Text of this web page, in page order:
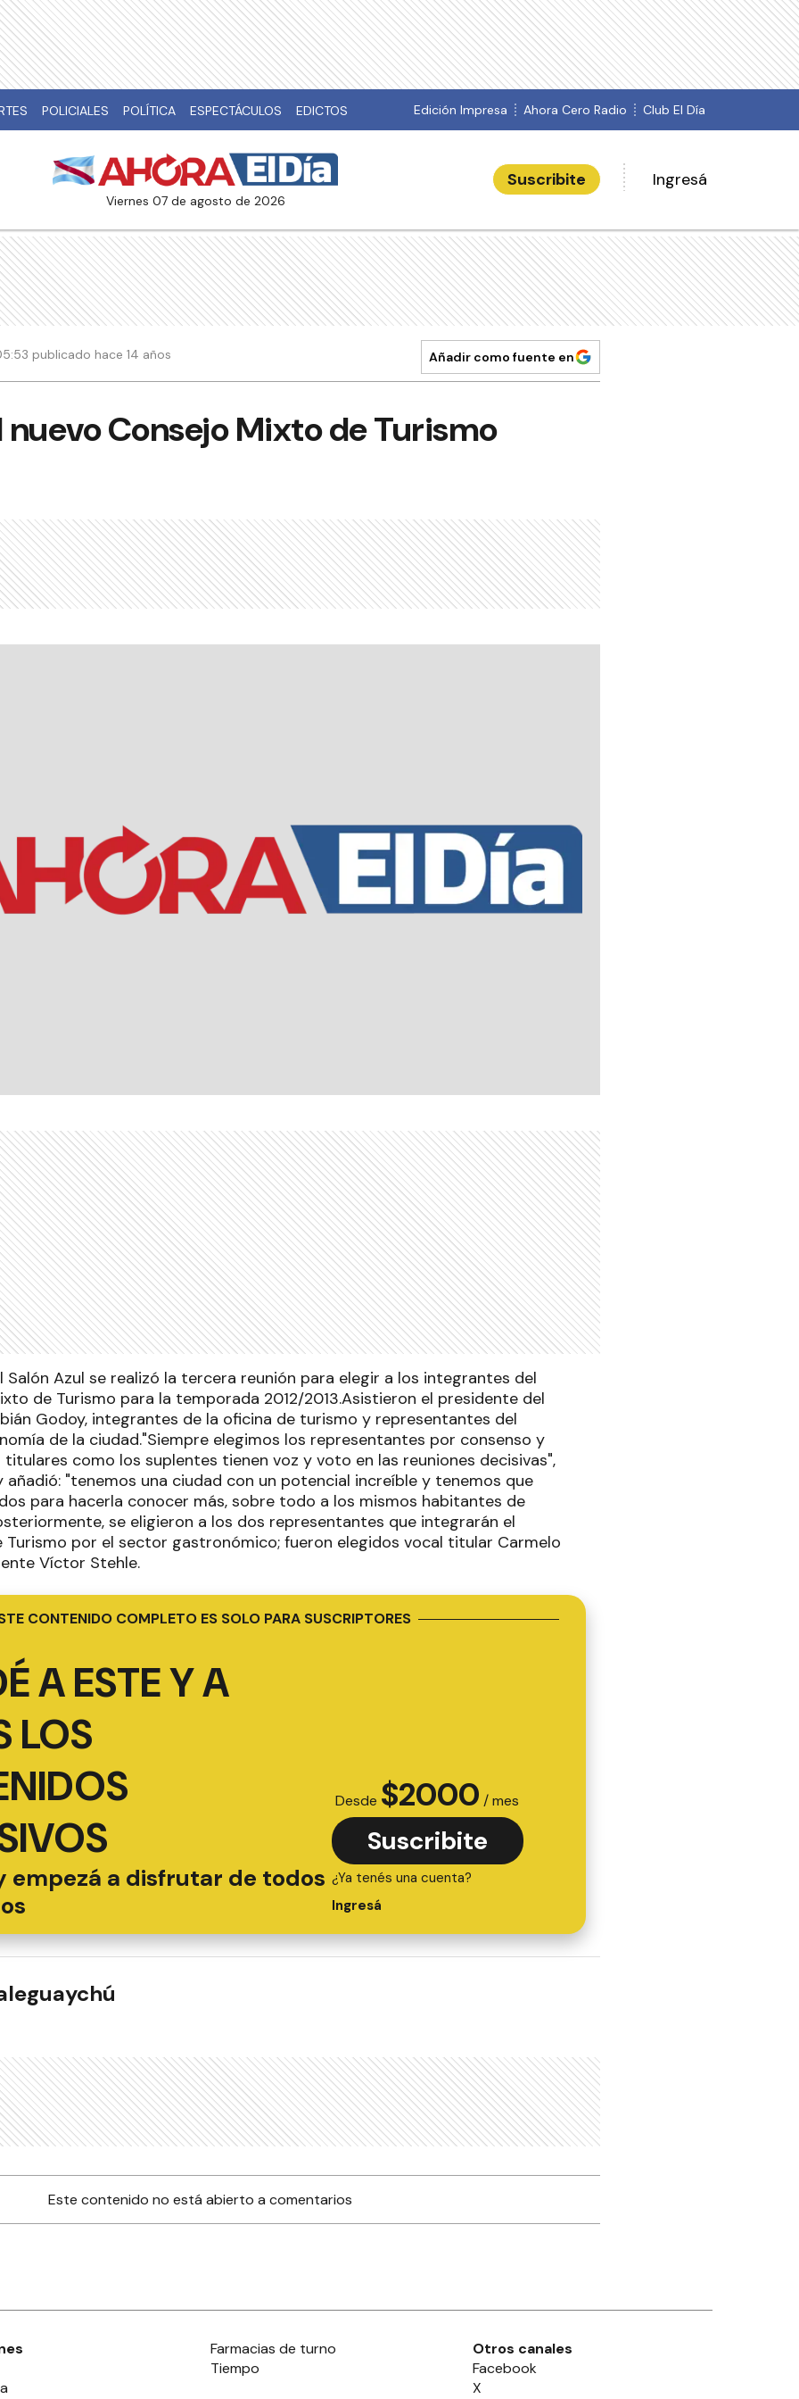
POLICIALES POLÍTICA ESPECTÁCULOS EDICTOS Edición Impresa Ahora Cero Radio Club El Día
viernes 07 de agosto de 2026
Suscribite Ingresá
publicado hace 14 años Añadir como fuente en
Consejo Mixto de Turismo
Salón Azul se realizó la tercera reunión para elegir a los integrantes del
de Turismo para la temporada 2012/2013.Asistieron el presidente del
Godoy, integrantes de la oficina de turismo y representantes del
de la ciudad."Siempre elegimos los representantes por consenso y
como los suplentes tienen voz y voto en las reuniones decisivas",
"tenemos una ciudad con un potencial increíble y tenemos que
para hacerla conocer más, sobre todo a los mismos habitantes de
se eligieron a los dos representantes que integrarán el
Turismo por el sector gastronómico; fueron elegidos vocal titular Carmelo
Víctor Stehle.
CONTENIDO COMPLETO ES SOLO PARA SUSCRIPTORES
A ESTE Y A
LOS
empezá a disfrutar de todos
Desde $2000 / mes
Suscribite
¿Ya tenés una cuenta?
Ingresá
Este contenido no está abierto a comentarios
Farmacias de turno
Tiempo
Otros canales
Facebook
X